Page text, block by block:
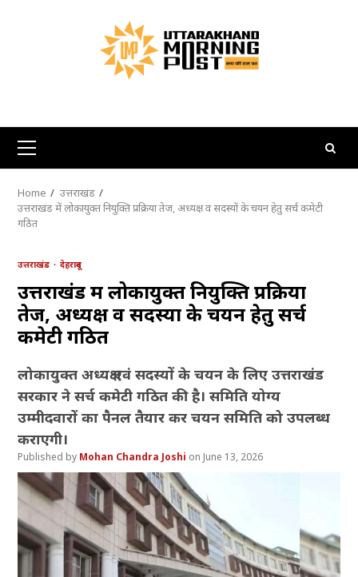
Primary
Menu
Home
उत्तराखंड
उत्तराखंड में लोकायुक्त नियुक्ति प्रक्रिया तेज, अध्यक्ष व सदस्यों के चयन हेतु सर्च कमेटी
गठित
उत्तराखंड देहरादून
उत्तराखंड में लोकायुक्त नियुक्ति प्रक्रिया
तेज, अध्यक्ष व सदस्यों के चयन हेतु सर्च
कमेटी गठित
लोकायुक्त अध्यक्ष एवं सदस्यों के चयन के लिए उत्तराखंड
सरकार ने सर्च कमेटी गठित की है। समिति योग्य
उम्मीदवारों का पैनल तैयार कर चयन समिति को उपलब्ध
कराएगी।
Mohan Chandra Joshi June 13, 2026